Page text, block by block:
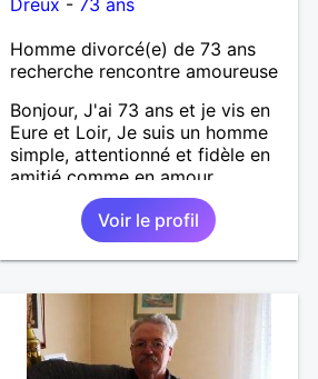
Homme divorcé(e) de 73 ans
recherche rencontre amoureuse
Bonjour, J'ai 73 ans et je vis en
Eure et Loir, Je suis un homme
simple, attentionné et fidèle en
amitié comme en amour.
J'apprécie les petits bonheurs
du quotidien; une promenade,
un bon repas, une sortie, une
discision agréable ou un
souhaite rencontrer une femme
douce, honnête et bienveillante,
avec qui partager des moments
Voir le profil